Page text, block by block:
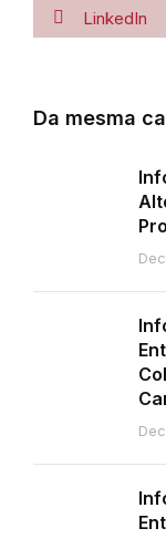
LinkedIn
Da mesma